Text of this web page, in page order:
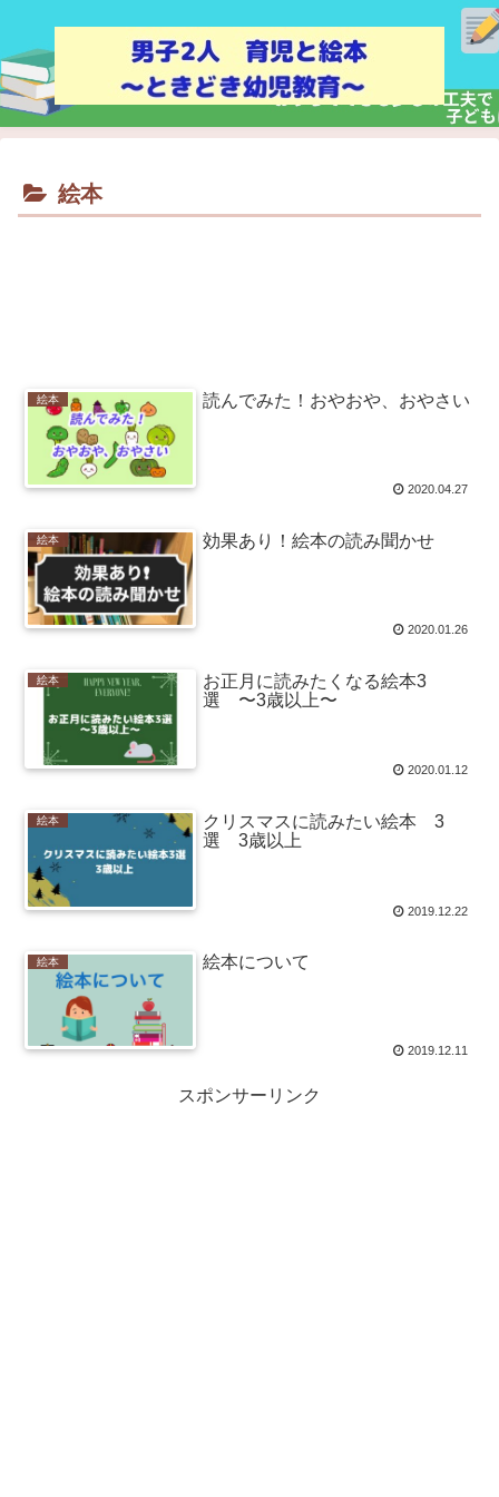
絵本
絵本 読んでみた！おやおや、おやさい
2020.04.27
絵本 効果あり！絵本の読み聞かせ
2020.01.26
絵本
お正月に読みたくなる絵本3
選 〜3歳以上〜
2020.01.12
絵本
クリスマスに読みたい絵本 3
選 3歳以上
2019.12.22
絵本 絵本について
2019.12.11
スポンサーリンク